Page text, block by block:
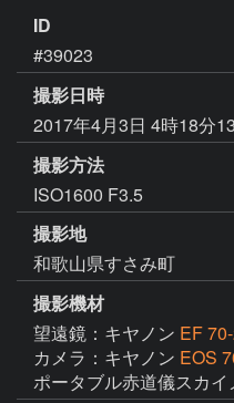
ID
#39023
撮影日時
2017年4月3日 4時18分
撮影方法
ISO1600 F3.5
撮影地
和歌山県すさみ町
撮影機材
望遠鏡：キヤノン EF
カメラ：キヤノン EOS
ポータブル赤道儀スカイ